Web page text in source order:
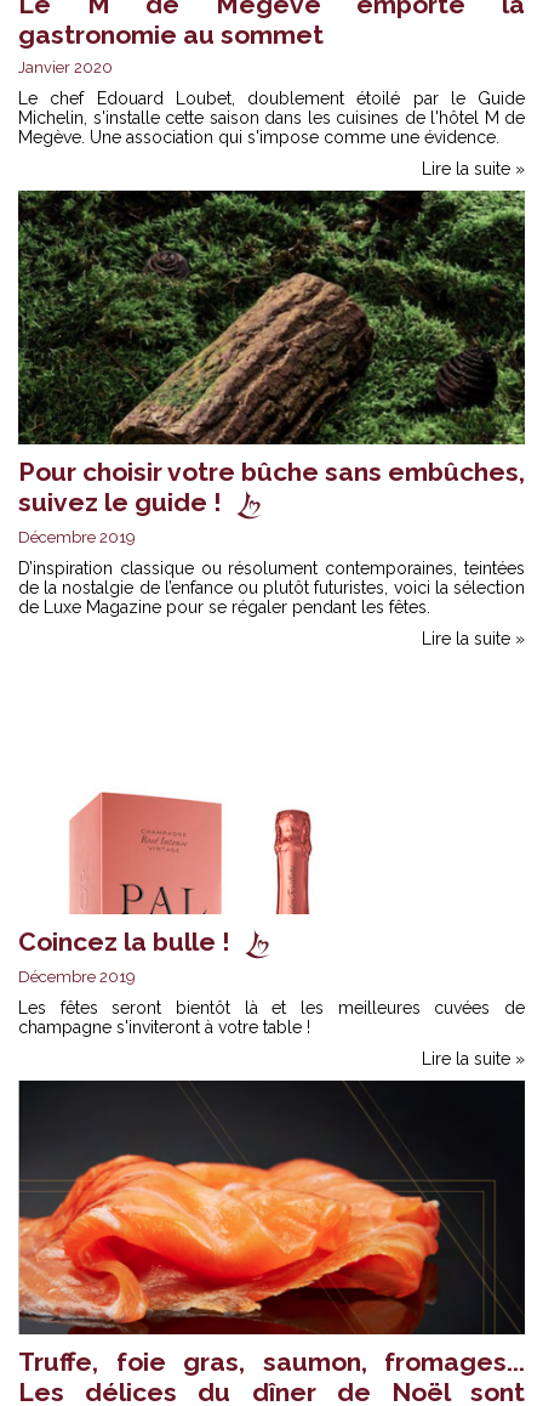
gastronomie au sommet
Janvier 2020
Le chef Edouard Loubet, doublement étoilé par le Guide
Michelin, s'installe cette saison dans les cuisines de l'hôtel M de
Megève. Une association qui s'impose comme une évidence.
Lire la suite »
Pour choisir votre bûche sans embûches,
suivez le guide !
Décembre 2019
D’inspiration classique ou résolument contemporaines, teintées
de la nostalgie de l’enfance ou plutôt futuristes, voici la sélection
de Luxe Magazine pour se régaler pendant les fêtes.
Lire la suite »
Coincez la bulle !
Décembre 2019
Les fêtes seront bientôt là et les meilleures cuvées de
champagne s'inviteront à votre table !
Lire la suite »
Truffe, foie gras, saumon, fromages...
Les délices du dîner de Noël sont